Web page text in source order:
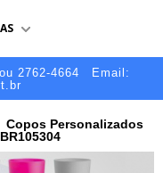
2762-4664
Email:
Copos Personalizados